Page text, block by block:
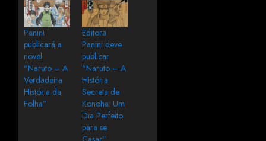
Panini
publicará a
novel
“Naruto – A
Verdadeira
História da
Folha”
Editora
Panini deve
publicar
“Naruto – A
História
Secreta de
Konoha: Um
Dia Perfeito
para se